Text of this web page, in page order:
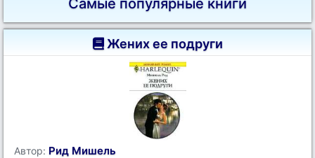
Самые популярные книги
Жених ее подруги
Автор: Рид Мишель